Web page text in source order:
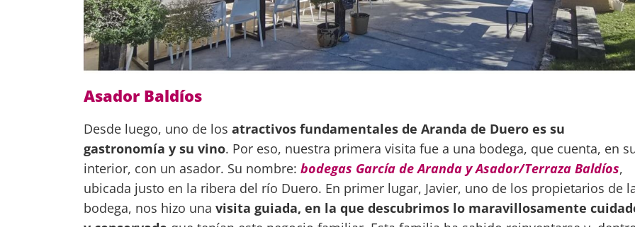
Asador Baldíos
Desde luego, uno de los atractivos fundamentales de Aranda de Duero es su
gastronomía y su vino. Por eso, nuestra primera visita fue a una bodega, que cuenta, en
interior, con un asador. Su nombre: bodegas García de Aranda y Asador/Terraza Baldíos,
ubicada justo en la ribera del río Duero. En primer lugar, Javier, uno de los propietarios de
bodega, nos hizo una visita guiada, en la que descubrimos lo maravillosamente